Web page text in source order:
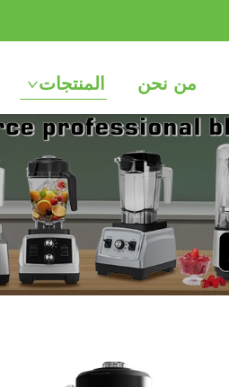
من نحن المنتجات